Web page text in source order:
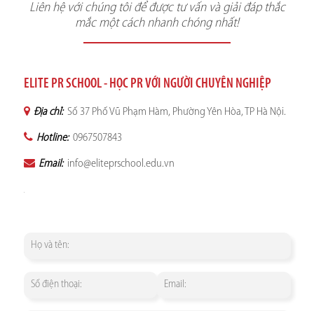
Liên hệ với chúng tôi để được tư vấn và giải đáp thắc
mắc một cách nhanh chóng nhất!
ELITE PR SCHOOL - HỌC PR VỚI NGƯỜI CHUYÊN NGHIỆP
Địa chỉ: Số 37 Phố Vũ Phạm Hàm, Phường Yên Hòa, TP Hà Nội.
Hotline: 0967507843
Email: info@eliteprschool.edu.vn